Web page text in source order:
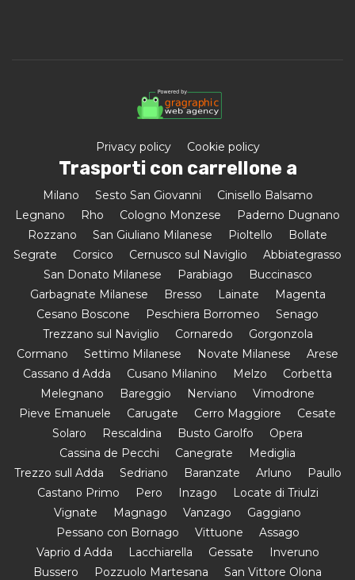
Privacy policy Cookie policy
Trasporti con carrellone a
Milano Sesto San Giovanni
Cinisello Balsamo
Legnano
Rho Cologno Monzese
Paderno Dugnano
Rozzano
San Giuliano Milanese Pioltello
Bollate
Segrate
Corsico Cernusco sul Naviglio
Abbiategrasso
San Donato Milanese
Parabiago
Buccinasco
Garbagnate Milanese
Bresso Lainate
Magenta
Cesano Boscone
Peschiera Borromeo
Senago
Trezzano sul Naviglio
Cornaredo
Gorgonzola
Cormano
Settimo Milanese Novate Milanese
Arese
Cassano d Adda
Cusano Milanino Melzo
Corbetta
Melegnano
Bareggio Nerviano
Vimodrone
Pieve Emanuele
Carugate Cerro Maggiore
Cesate
Solaro
Rescaldina Busto Garolfo
Opera
Cassina de Pecchi
Canegrate
Mediglia
Trezzo sull Adda
Sedriano Baranzate Arluno
Paullo
Castano Primo
Pero Inzago
Locate di Triulzi
Vignate
Magnago Vanzago
Gaggiano
Pessano con Bornago
Vittuone
Assago
Vaprio d Adda
Lacchiarella Gessate
Inveruno
Bussero
Pozzuolo Martesana
San Vittore Olona